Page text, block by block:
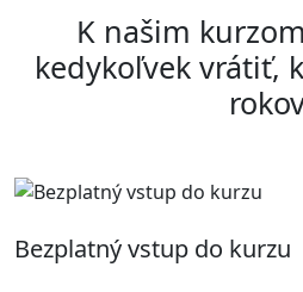
K našim
kedykoľvek vrátiť,
Bezplatný vstup do kurzu